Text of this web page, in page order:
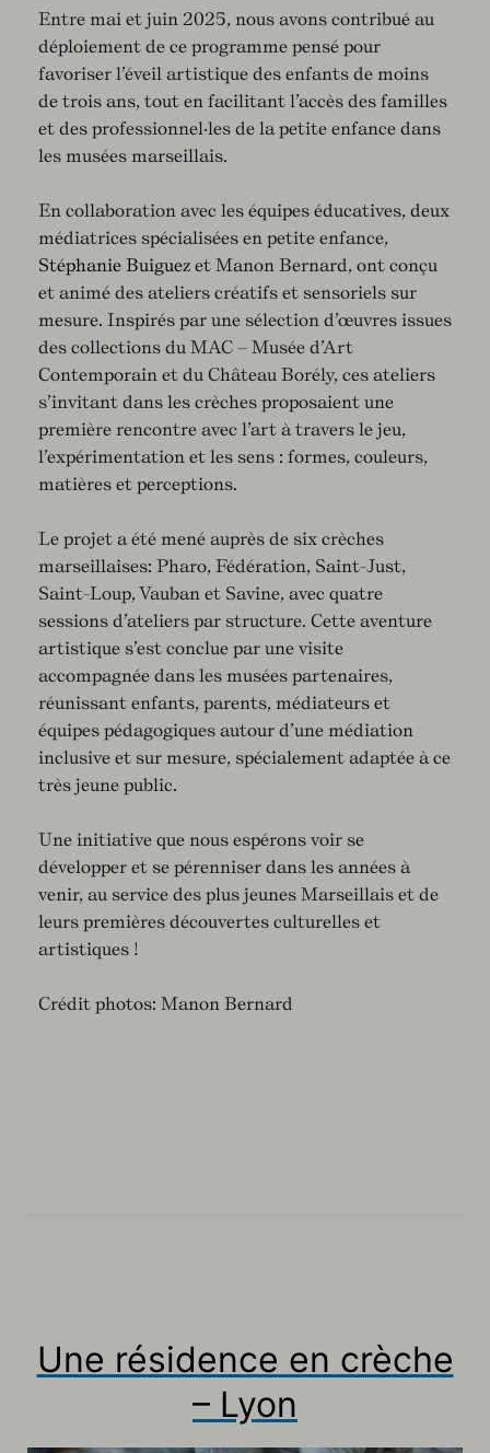
Entre mai et juin 2025, nous avons contribué au
déploiement de ce programme pensé pour
favoriser l’éveil artistique des enfants de moins
de trois ans, tout en facilitant l’accès des familles
et des professionnel·les de la petite enfance dans
les musées marseillais.
En collaboration avec les équipes éducatives, deux
médiatrices spécialisées en petite enfance,
Stéphanie Buiguez et Manon Bernard, ont conçu
et animé des ateliers créatifs et sensoriels sur
mesure. Inspirés par une sélection d’œuvres issues
des collections du MAC – Musée d’Art
Contemporain et du Château Borély, ces ateliers
s’invitant dans les crèches proposaient une
première rencontre avec l’art à travers le jeu,
l’expérimentation et les sens : formes, couleurs,
matières et perceptions.
Le projet a été mené auprès de six crèches
marseillaises: Pharo, Fédération, Saint-Just,
Saint-Loup, Vauban et Savine, avec quatre
sessions d’ateliers par structure. Cette aventure
artistique s’est conclue par une visite
accompagnée dans les musées partenaires,
réunissant enfants, parents, médiateurs et
équipes pédagogiques autour d’une médiation
inclusive et sur mesure, spécialement adaptée à ce
très jeune public.
Une initiative que nous espérons voir se
développer et se pérenniser dans les années à
venir, au service des plus jeunes Marseillais et de
leurs premières découvertes culturelles et
artistiques !
Crédit photos: Manon Bernard
Une résidence en crèche
– Lyon